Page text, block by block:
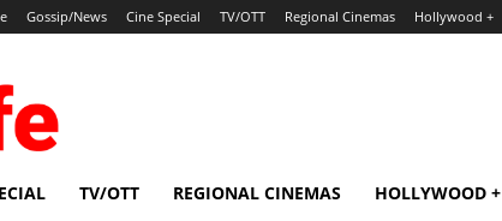
Gossip/News Cine Special TV/OTT Regional Cinemas Hollywood +
TV/OTT REGIONAL CINEMAS HOLLYWOOD +